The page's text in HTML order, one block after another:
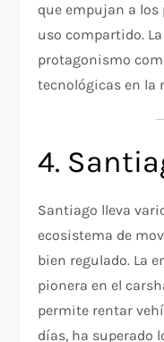
que empujan a los
uso compartido.
protagonismo
tecnológicas en la
4.
Santiago lleva
ecosistema de
bien regulado. La
pionera en el
permite rentar
días, ha superado